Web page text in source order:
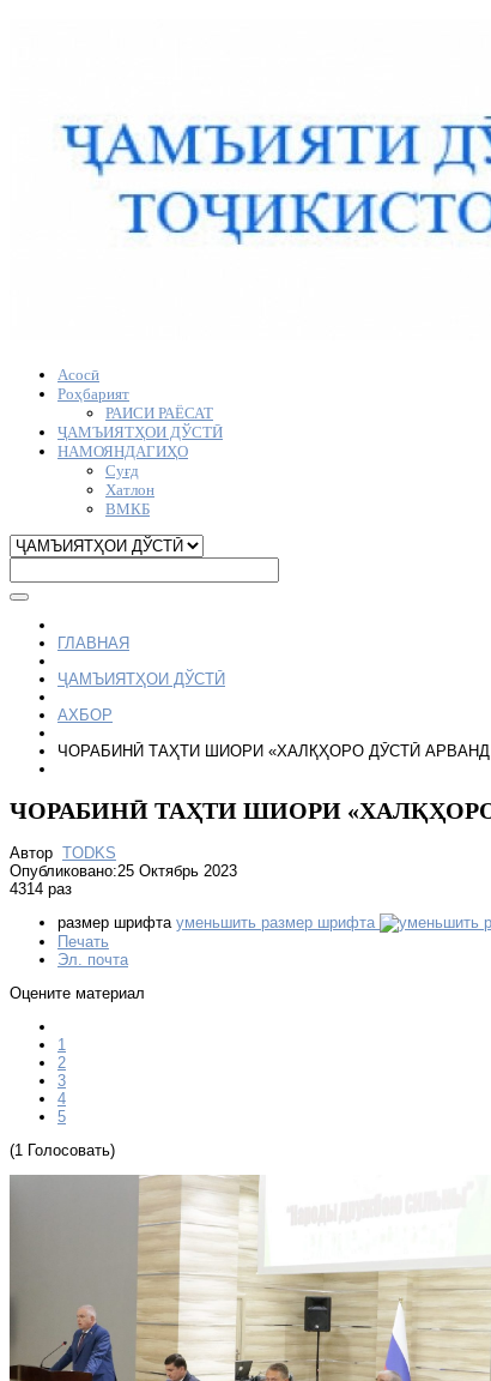
Асосӣ
Роҳбарият
РАИСИ РАЁСАТ
ҶАМЪИЯТҲОИ ДЎСТӢ
НАМОЯНДАГИҲО
Суғд
Хатлон
ВМКБ
ГЛАВНАЯ
ҶАМЪИЯТҲОИ ДЎСТӢ
АХБОР
ЧОРАБИНӢ ТАҲТИ ШИОРИ «ХАЛҚҲОРО ДӮСТӢ
ЧОРАБИНӢ ТАҲТИ ШИОРИ
Автор TODKS
Опубликовано:25 Октябрь 2023
4314 раз
размер шрифта уменьшить размер шрифта
Печать
Эл. почта
Оцените материал
1
2
3
4
5
(1 Голосовать)